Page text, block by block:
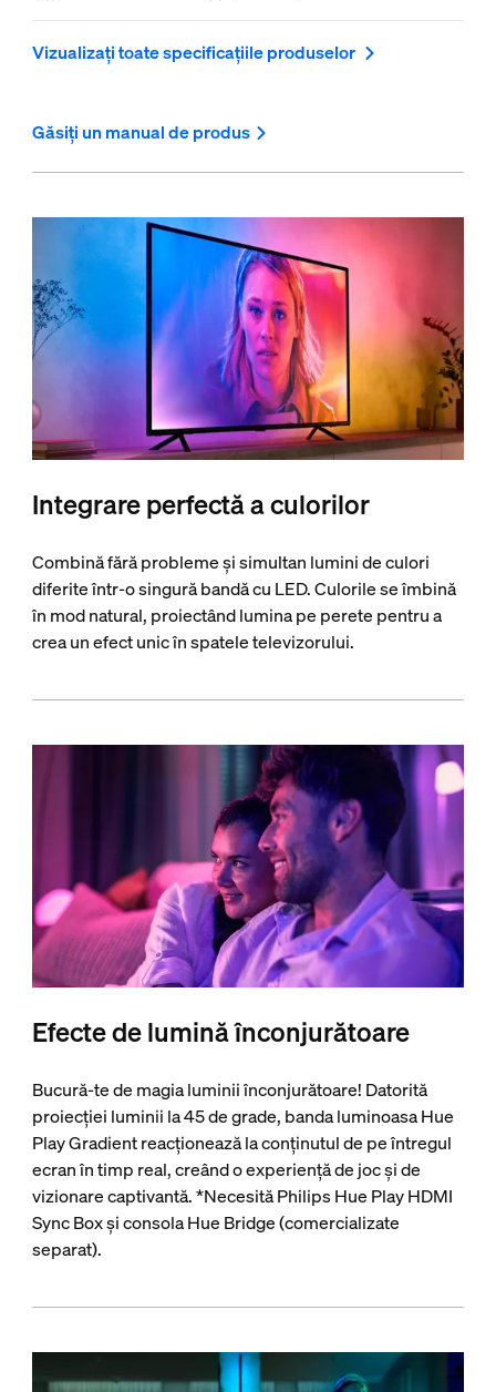
Vizualizați toate specificațiile produselor
Găsiți un manual de produs
Integrare perfectă a culorilor
Combină fără probleme și simultan lumini de culori
diferite într-o singură bandă cu LED. Culorile se îmbină
în mod natural, proiectând lumina pe perete pentru a
crea un efect unic în spatele televizorului.
Efecte de lumină înconjurătoare
Bucură-te de magia luminii înconjurătoare! Datorită
proiecției luminii la 45 de grade, banda luminoasa Hue
Play Gradient reacționează la conținutul de pe întregul
ecran în timp real, creând o experiență de joc și de
vizionare captivantă. *Necesită Philips Hue Play HDMI
Sync Box și consola Hue Bridge (comercializate
separat).